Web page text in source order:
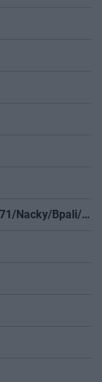
Toka Club/Labanc/Laruska/Vica71/Nacky/Bpali/Oldrider/Josefernando/Mcbull/Kawaszabi